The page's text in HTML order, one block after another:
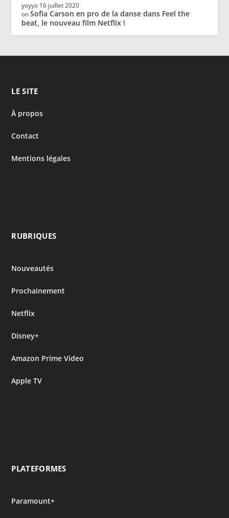
yoyyo 16 juillet 2020
onSofia Carson en pro de la danse dans Feel the
beat, le nouveau film Netflix !
LE SITE
À propos
Contact
Mentions légales
RUBRIQUES
Nouveautés
Prochainement
Netflix
Disney+
Amazon Prime Video
Apple TV
PLATEFORMES
Paramount+